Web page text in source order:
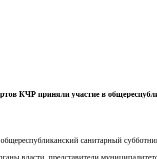
КЧР приняли участие в
санитарный
власти, представители